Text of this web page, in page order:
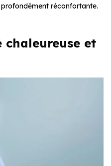
réconfortante.
chaleureuse et